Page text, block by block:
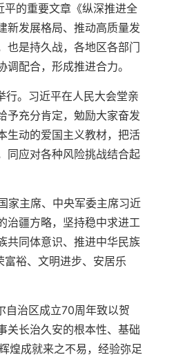
的重要文章《纵深推进全
新发展格局、推动高质量发
也是持久战，各地区各部门
配合，形成推进合力。
行。习近平在人民大会堂亲
予充分肯定，勉励大家奋发
生动的爱国主义教材，把活
同应对各种风险挑战结合起
家主席、中央军委主席习近
治疆方略，坚持稳中求进工
共同体意识、推进中华民族
富裕、文明进步、安居乐
自治区成立70周年致以贺
关长治久安的根本性、基础
煌成就来之不易，经验弥足